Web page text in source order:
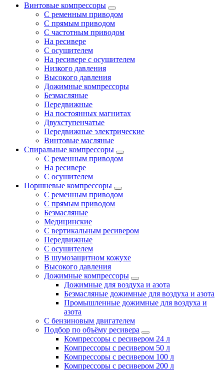
Винтовые компрессоры
С ременным приводом
С прямым приводом
С частотным приводом
На ресивере
С осушителем
На ресивере с осушителем
Низкого давления
Высокого давления
Дожимные компрессоры
Безмасляные
Передвижные
На постоянных магнитах
Двухступенчатые
Передвижные электрические
Винтовые масляные
Спиральные компрессоры
С ременным приводом
На ресивере
С осушителем
Поршневые компрессоры
С ременным приводом
С прямым приводом
Безмасляные
Медицинские
С вертикальным ресивером
Передвижные
С осушителем
В шумозащитном кожухе
Высокого давления
Дожимные компрессоры
Дожимные для воздуха и азота
Безмасляные дожимные для воздуха и азота
Промышленные дожимные для воздуха и
азота
С бензиновым двигателем
Подбор по объёму ресивера
Компрессоры с ресивером 24 л
Компрессоры с ресивером 50 л
Компрессоры с ресивером 100 л
Компрессоры с ресивером 200 л